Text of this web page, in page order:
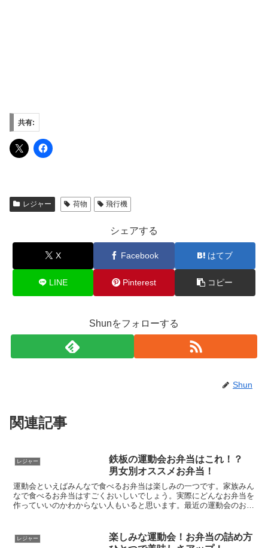
共有:
レジャー 荷物 飛行機
シェアする
X Facebook はてブ
LINE Pinterest コピー
Shunをフォローする
Shun
関連記事
レジャー
鉄板の運動会お弁当はこれ！？
男女別オススメお弁当！
運動会といえばみんなで食べるお弁当は楽しみの一つです。家族みん
なで食べるお弁当はすごくおいしいでしょう。実際にどんなお弁当を
作っていいのかわからない人もいると思います。最近の運動会のお弁
レジャー
楽しみな運動会！お弁当の詰め方